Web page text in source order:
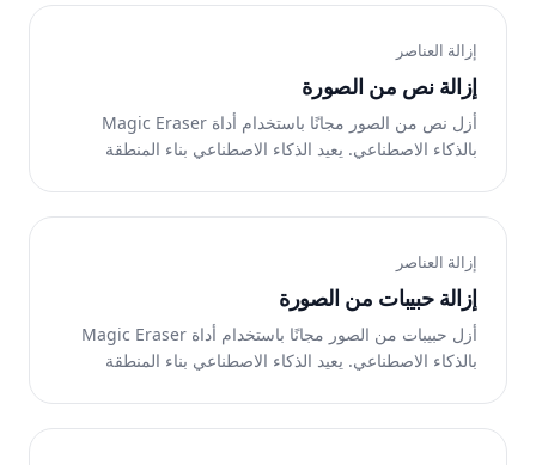
إزالة العناصر
إزالة نص من الصورة
أزل نص من الصور مجانًا باستخدام أداة Magic Eraser
بالذكاء الاصطناعي. يعيد الذكاء الاصطناعي بناء المنطقة
إزالة العناصر
إزالة حبيبات من الصورة
أزل حبيبات من الصور مجانًا باستخدام أداة Magic Eraser
بالذكاء الاصطناعي. يعيد الذكاء الاصطناعي بناء المنطقة